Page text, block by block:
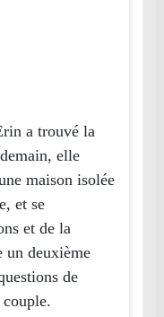
a trouvé la
elle
maison isolée
et se
et de la
un deuxième
de